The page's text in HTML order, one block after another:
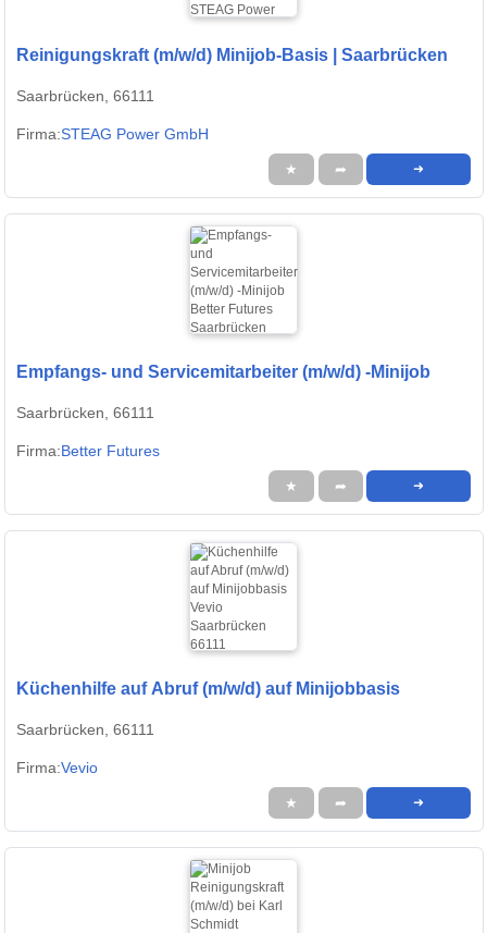
Reinigungskraft (m/w/d) Minijob-Basis | Saarbrücken
Saarbrücken, 66111
Firma:STEAG Power GmbH
★ ➦ ➜
Empfangs- und Servicemitarbeiter (m/w/d) -Minijob
Saarbrücken, 66111
Firma:Better Futures
★ ➦ ➜
Küchenhilfe auf Abruf (m/w/d) auf Minijobbasis
Saarbrücken, 66111
Firma:Vevio
★ ➦ ➜